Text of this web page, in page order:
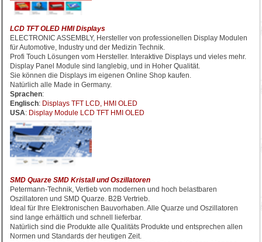
LCD TFT OLED HMI Displays
ELECTRONIC ASSEMBLY, Hersteller von professionellen Display Modulen
für Automotive, Industry und der Medizin Technik.
Profi Touch Lösungen vom Hersteller. Interaktive Displays und vieles mehr.
Display Panel Module sind langlebig, und in Hoher Qualität.
Sie können die Displays im eigenen Online Shop kaufen.
Natürlich alle Made in Germany.
Sprachen:
Englisch: Displays TFT LCD, HMI OLED
USA: Display Module LCD TFT HMI OLED
SMD Quarze SMD Kristall und Oszillatoren
Petermann-Technik, Vertieb von modernen und hoch belastbaren
Oszillatoren und SMD Quarze. B2B Vertrieb.
Ideal für Ihre Elektronischen Bauvorhaben. Alle Quarze und Oszillatoren
sind lange erhältlich und schnell lieferbar.
Natürlich sind die Produkte alle Qualitäts Produkte und entsprechen allen
Normen und Standards der heutigen Zeit.